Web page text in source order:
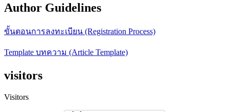
Author Guidelines
ขั้นตอนการลงทะเบียน (Registration Process)
Template บทความ (Article Template)
visitors
Visitors